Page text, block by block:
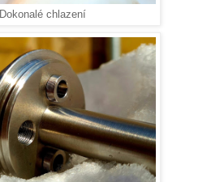
Dokonalé chlazení